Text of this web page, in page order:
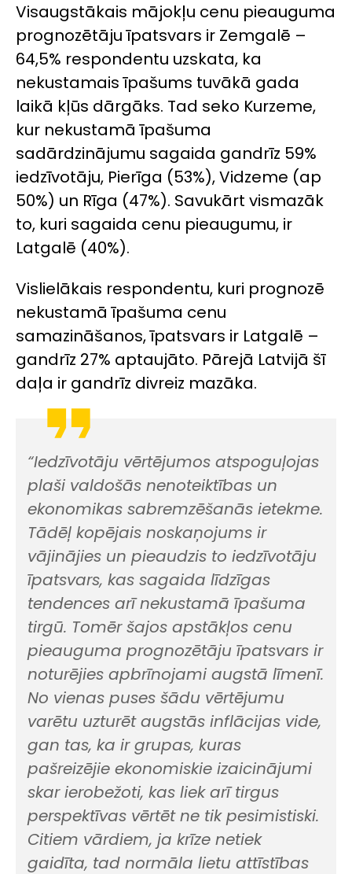
Visaugstākais mājokļu cenu pieauguma
prognozētāju īpatsvars ir Zemgalē –
64,5% respondentu uzskata, ka
nekustamais īpašums tuvākā gada
laikā kļūs dārgāks. Tad seko Kurzeme,
kur nekustamā īpašuma
sadārdzinājumu sagaida gandrīz 59%
iedzīvotāju, Pierīga (53%), Vidzeme (ap
50%) un Rīga (47%). Savukārt vismazāk
to, kuri sagaida cenu pieaugumu, ir
Latgalē (40%).
Vislielākais respondentu, kuri prognozē
nekustamā īpašuma cenu
samazināšanos, īpatsvars ir Latgalē –
gandrīz 27% aptaujāto. Pārejā Latvijā šī
daļa ir gandrīz divreiz mazāka.
“Iedzīvotāju vērtējumos atspoguļojas
plaši valdošās nenoteiktības un
ekonomikas sabremzēšanās ietekme.
Tādēļ kopējais noskaņojums ir
vājinājies un pieaudzis to iedzīvotāju
īpatsvars, kas sagaida līdzīgas
tendences arī nekustamā īpašuma
tirgū. Tomēr šajos apstākļos cenu
pieauguma prognozētāju īpatsvars ir
noturējies apbrīnojami augstā līmenī.
No vienas puses šādu vērtējumu
varētu uzturēt augstās inflācijas vide,
gan tas, ka ir grupas, kuras
pašreizējie ekonomiskie izaicinājumi
skar ierobežoti, kas liek arī tirgus
perspektīvas vērtēt ne tik pesimistiski.
Citiem vārdiem, ja krīze netiek
gaidīta, tad normāla lietu attīstības